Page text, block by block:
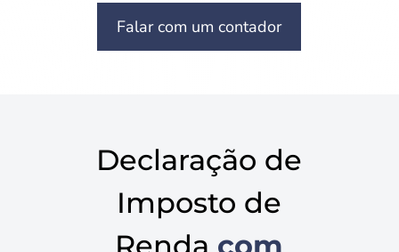
Falar com um contador
Declaração de
Imposto de